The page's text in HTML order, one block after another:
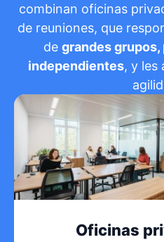
combinan oficinas
de reuniones, que
de grandes
independientes, y les
Oficinas